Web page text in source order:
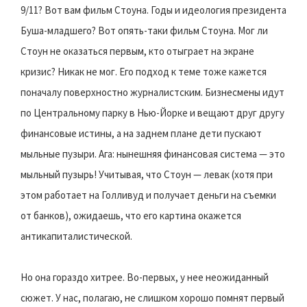
9/11? Вот вам фильм Стоуна. Годы и идеология президента
Буша-младшего? Вот опять-таки фильм Стоуна. Мог ли
Стоун не оказаться первым, кто отыграет на экране
кризис? Никак не мог. Его подход к теме тоже кажется
поначалу поверхностно журналистским. Бизнесмены идут
по Центральному парку в Нью-Йорке и вещают друг другу
финансовые истины, а на заднем плане дети пускают
мыльные пузыри. Ага: нынешняя финансовая система — это
мыльный пузырь! Учитывая, что Стоун — левак (хотя при
этом работает на Голливуд и получает деньги на съемки
от банков), ожидаешь, что его картина окажется
антикапиталистической.
Но она гораздо хитрее. Во-первых, у нее неожиданный
сюжет. У нас, полагаю, не слишком хорошо помнят первый